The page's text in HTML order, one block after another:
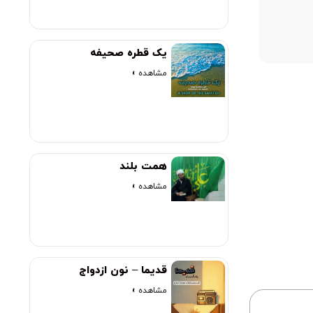
یک قطره صحیفه
مشاهده »
همت بلند
مشاهده »
قدیما – نون ازدواج
مشاهده »